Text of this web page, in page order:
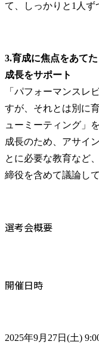
て、しっかりと1人ず
3.育成に焦点をあて
成長をサポート
「パフォーマンスレ
すが、それとは別に
ューミーティング」
成長のため、アサイ
とに必要な教育など
締役を含めて議論して
選考会概要
開催日時
2025年9月27日(土)